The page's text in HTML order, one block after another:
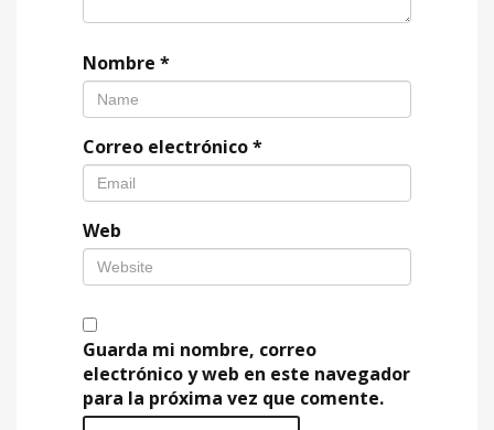
Nombre *
Correo electrónico*
Web
Guarda mi nombre, correo
electrónico y web en este navegador
para la próxima vez que comente.